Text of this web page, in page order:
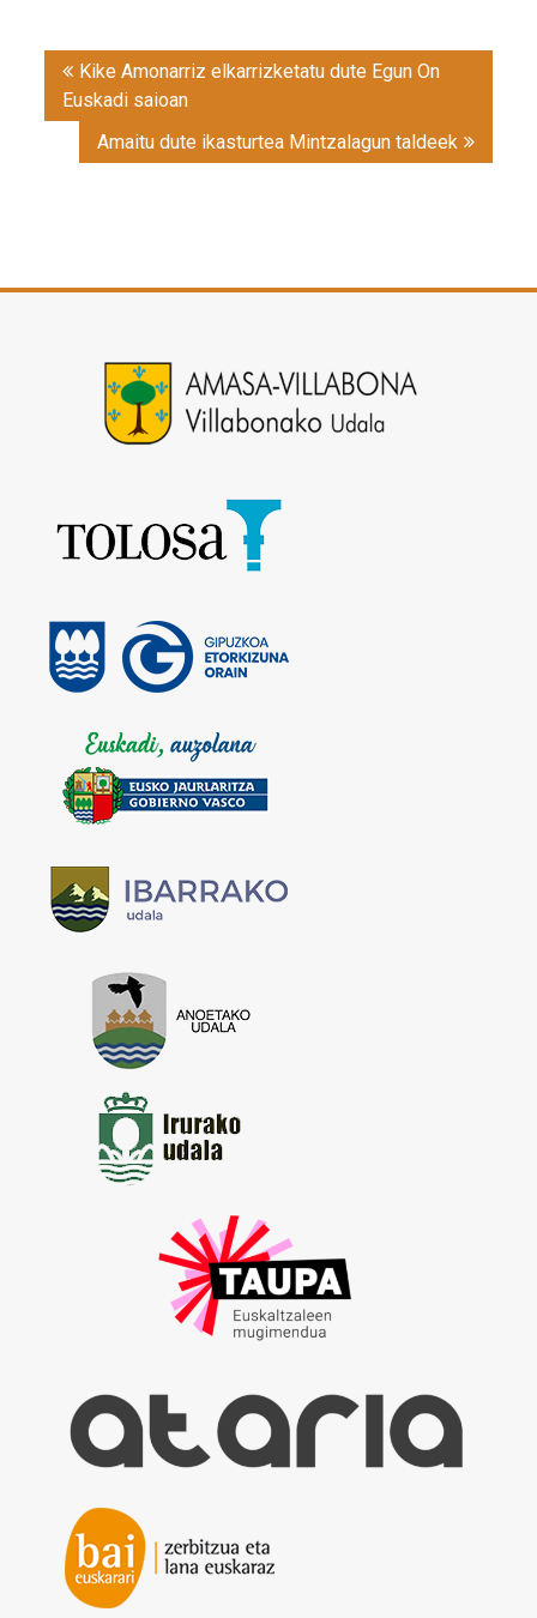
Post
navigation
Kike Amonarriz elkarrizketatu dute Egun On
Euskadi saioan
Amaitu dute ikasturtea Mintzalagun taldeek